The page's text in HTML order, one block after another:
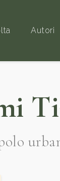
Autori